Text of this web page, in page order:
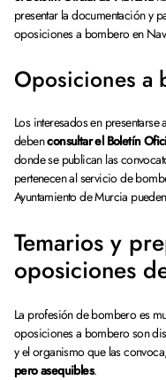
presentar la documentación y
oposiciones a bombero en
Oposiciones a
Los interesados en
debenconsultar el Boletín
donde se publican las
pertenecen al servicio de
Ayuntamiento de Murcia
Temarios y
oposiciones
La profesión de bombero es
oposiciones a bombero son
y el organismo que las
pero asequibles.